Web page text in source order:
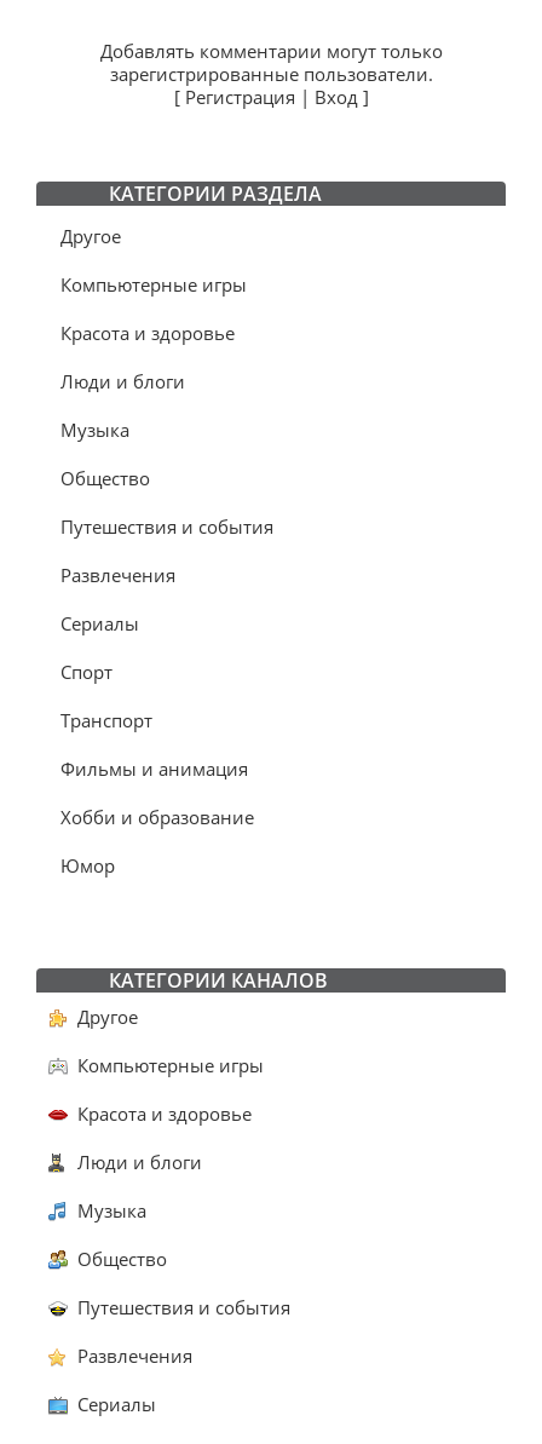
Добавлять комментарии могут только
зарегистрированные пользователи.
[ Регистрация | Вход]
КАТЕГОРИИ РАЗДЕЛА
Другое
Компьютерные игры
Красота и здоровье
Люди и блоги
Музыка
Общество
Путешествия и события
Развлечения
Сериалы
Спорт
Транспорт
Фильмы и анимация
Хобби и образование
Юмор
КАТЕГОРИИ КАНАЛОВ
Другое
Компьютерные игры
Красота и здоровье
Люди и блоги
Музыка
Общество
Путешествия и события
Развлечения
Сериалы